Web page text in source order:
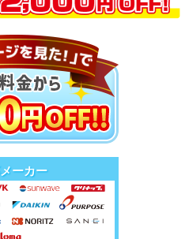
ーカー